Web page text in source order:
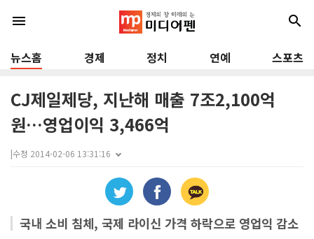
menu search
뉴스홈 경제 정치 연예 스포츠
CJ제일제당, 지난해 매출 7조2,100억
원…영업이익 3,466억
|수정 2014-02-06 13:31:16
국내 소비 침체, 국제 라이신 가격 하락으로 영업익 감소